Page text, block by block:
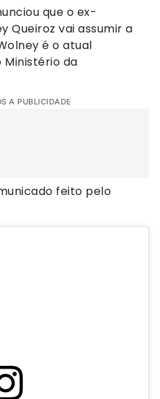
que o ex-
Queiroz vai assumir a
é o atual
da
A PUBLICIDADE
feito pelo